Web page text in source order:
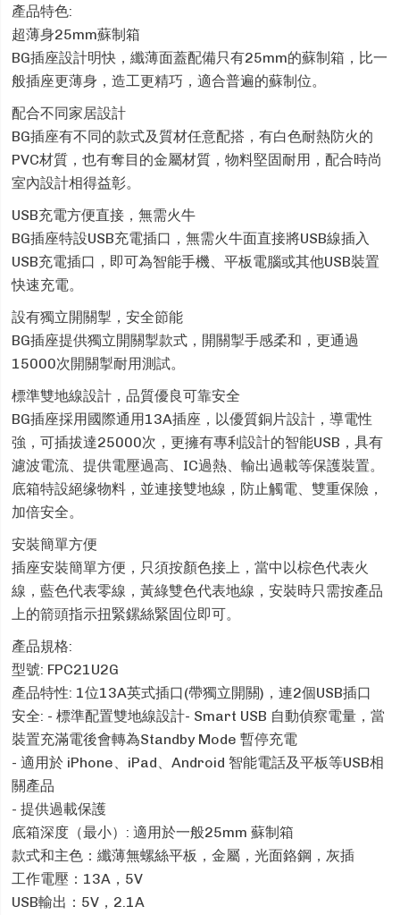
產品特色:
超薄身25mm蘇制箱
BG插座設計明快，纖薄面蓋配備只有25mm的蘇制箱，比一
般插座更薄身，造工更精巧，適合普遍的蘇制位。
配合不同家居設計
BG插座有不同的款式及質材任意配搭，有白色耐熱防火的
PVC材質，也有奪目的金屬材質，物料堅固耐用，配合時尚
室內設計相得益彰。
USB充電方便直接，無需火牛
BG插座特設USB充電插口，無需火牛面直接將USB線插入
USB充電插口，即可為智能手機、平板電腦或其他USB裝置
快速充電。
設有獨立開關掣，安全節能
BG插座提供獨立開關掣款式，開關掣手感柔和，更通過
15000次開關掣耐用測試。
標準雙地線設計，品質優良可靠安全
BG插座採用國際通用13A插座，以優質銅片設計，導電性
強，可插拔達25000次，更擁有專利設計的智能USB，具有
濾波電流、提供電壓過高、IC過熱、輸出過載等保護裝置。
底箱特設絕缘物料，並連接雙地線，防止觸電、雙重保險，
加倍安全。
安裝簡單方便
插座安裝簡單方便，只須按顏色接上，當中以棕色代表火
線，藍色代表零線，黃綠雙色代表地線，安裝時只需按產品
上的箭頭指示扭緊鏍絲緊固位即可。
產品規格:
型號: FPC21U2G
產品特性: 1位13A英式插口(帶獨立開關)，連2個USB插口
安全: - 標準配置雙地線設計- Smart USB 自動偵察電量，當
裝置充滿電後會轉為Standby Mode 暫停充電
- 適用於 iPhone、iPad、Android 智能電話及平板等USB相
關產品
- 提供過載保護
底箱深度（最小）: 適用於一般25mm 蘇制箱
款式和主色：纖薄無螺絲平板，金屬，光面鉻鋼，灰插
工作電壓：13A，5V
USB輸出：5V，2.1A